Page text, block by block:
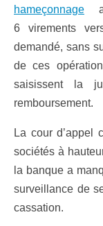
hameçonnage
6 virements
demandé, sans
de ces
saisissent la
remboursement.
La cour d’appel
sociétés à
la banque a
surveillance de
cassation.